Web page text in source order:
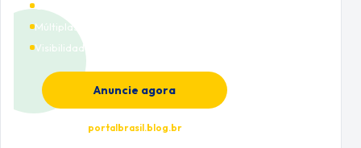
Múltiplas categorias
Visibilidade premium
Anuncie agora
portalbrasil.blog.br